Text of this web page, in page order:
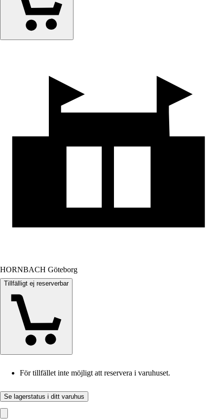
HORNBACH Göteborg
Tillfälligt ej reserverbar
För tillfället inte möjligt att reservera i varuhuset.
Se lagerstatus i ditt varuhus